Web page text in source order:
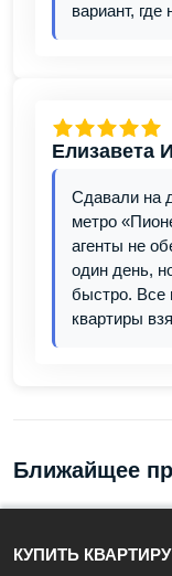
вариант,
Елизавета
Сдавали на
метро
агенты не
один день,
быстро. Все
квартиры
Ближайщее
КУПИТЬ